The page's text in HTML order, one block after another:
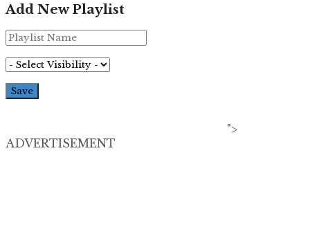
Add New Playlist
">
ADVERTISEMENT